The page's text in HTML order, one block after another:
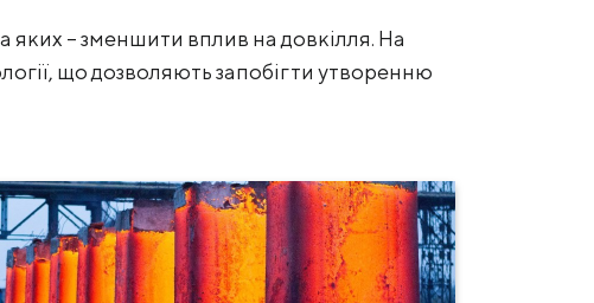
яких – зменшити вплив на довкілля. На
що дозволяють запобігти утворенню